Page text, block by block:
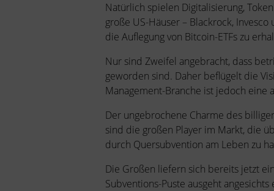
Natürlich spielen Digitalisierung,
große US-Häuser – Blackrock,
die Auflegung von Bitcoin-ETFs zu
Nur sind Zweifel angebracht, dass
geworden sind. Daher beflügelt die
Management-Branche ist jedoch eine
Der ungebrochene Charme des
sind die großen Player im Markt, die
durch Quersubvention am Leben zu
Die Großen liefern sich bereits jetzt
Subventions-Puste ausgeht